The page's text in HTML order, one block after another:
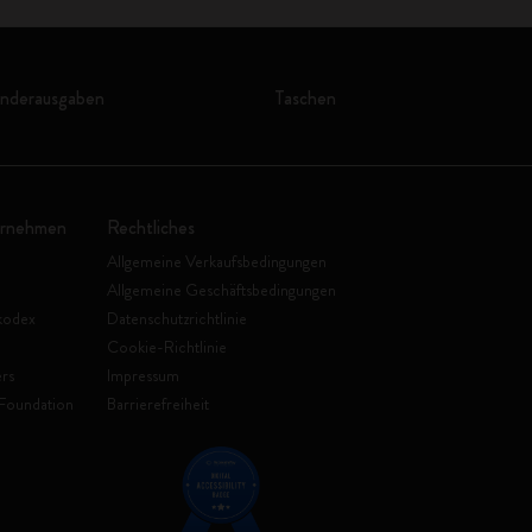
Taschen
Rechtliches
Allgemeine Verkaufsbedingungen
Allgemeine Geschäftsbedingungen
Datenschutzrichtlinie
Cookie-Richtlinie
Impressum
Barrierefreiheit